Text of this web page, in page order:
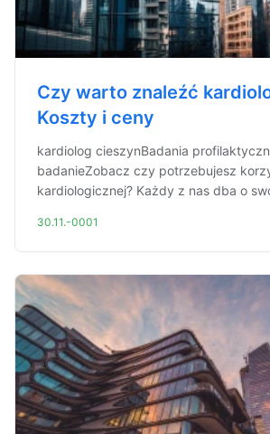
Czy warto znaleźć
Koszty i ceny
kardiolog cieszynBadania
badanieZobacz czy potrzebujesz
kardiologicznej? Każdy z nas dba o
30.11.-0001